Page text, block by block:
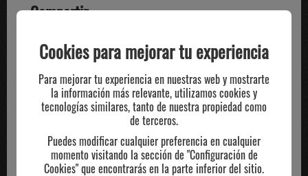
Compartir
TE PUEDE INTERESAR
Cookies para mejorar tu experiencia
Para mejorar tu experiencia en nuestras web y mostrarte
la información más relevante, utilizamos cookies y
tecnologías similares, tanto de nuestra propiedad como
de terceros.
Puedes modificar cualquier preferencia en cualquier
momento visitando la sección de "Configuración de
Cookies" que encontrarás en la parte inferior del sitio.